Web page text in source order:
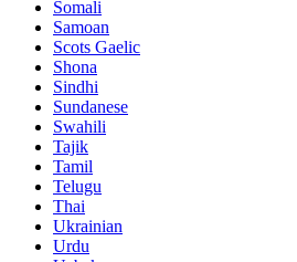
Somali
Samoan
Scots Gaelic
Shona
Sindhi
Sundanese
Swahili
Tajik
Tamil
Telugu
Thai
Ukrainian
Urdu